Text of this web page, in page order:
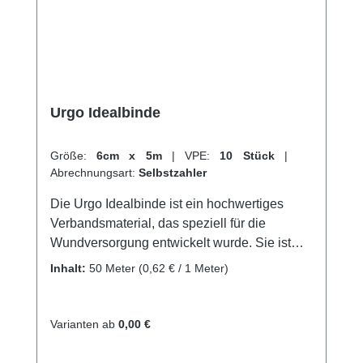
Urgo Idealbinde
Größe: 6cm x 5m | VPE: 10 Stück |
Abrechnungsart: Selbstzahler
Die Urgo Idealbinde ist ein hochwertiges
Verbandsmaterial, das speziell für die
Wundversorgung entwickelt wurde. Sie ist
besonders haftvermögen und sorgt für eine
Wasserdurchlässigkeit und Atmungsaktivität
Inhalt: 50 Meter (0,62 € / 1 Meter)
Varianten ab 0,00 €